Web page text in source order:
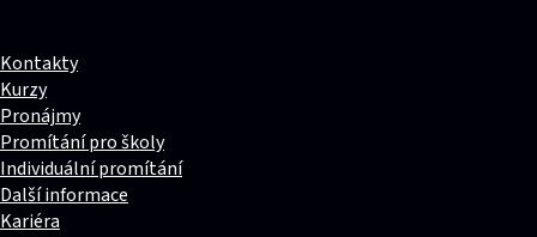
Kontakty
Kurzy
Pronájmy
Promítání pro školy
Individuální promítání
Další informace
Kariéra